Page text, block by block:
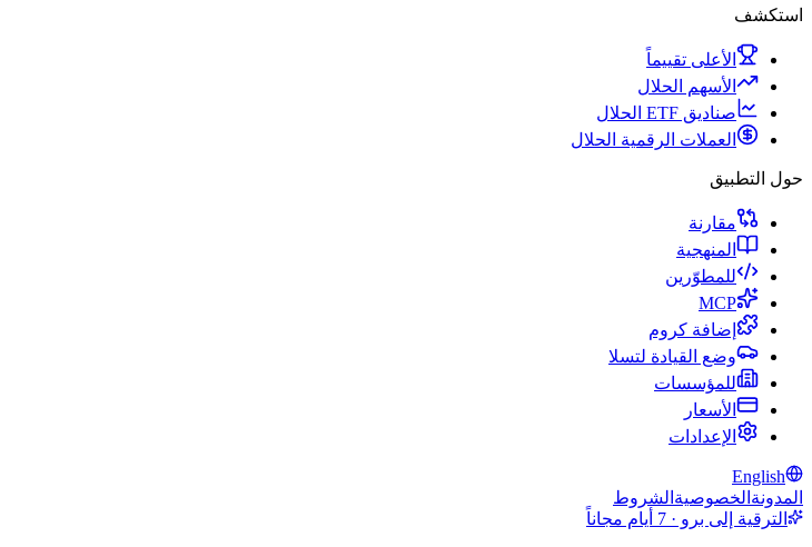
استكشف
الأعلى تقييماً
الأسهم الحلال
صناديق ETF الحلال
العملات الرقمية الحلال
حول التطبيق
مقارنة
المنهجية
للمطوّرين
MCP
إضافة كروم
وضع القيادة لتسلا
للمؤسسات
الأسعار
الإعدادات
English
المدونة الخصوصية الشروط
الترقية إلى برو · 7 أيام مجاناً